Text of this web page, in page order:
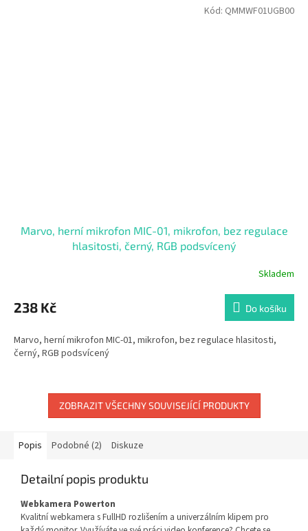
Marvo, herní mikrofon MIC-01, mikrofon, bez regulace
hlasitosti, černý, RGB podsvícený
Skladem
238 Kč Do košíku
Marvo, herní mikrofon MIC-01, mikrofon, bez regulace hlasitosti,
černý, RGB podsvícený
Kód: QMMWF01UGB00
ZOBRAZIT VŠECHNY SOUVISEJÍCÍ PRODUKTY
Popis Podobné (2) Diskuze
Detailní popis produktu
Webkamera Powerton
Kvalitní webkamera s FullHD rozlišením a univerzálním klipem pro